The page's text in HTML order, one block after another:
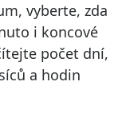
vyberte, zda
i koncové
počet dní,
a hodin